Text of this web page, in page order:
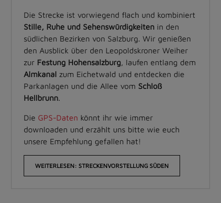
Die Strecke ist vorwiegend flach und kombiniert
Stille, Ruhe und Sehenswürdigkeiten in den
südlichen Bezirken von Salzburg. Wir genießen
den Ausblick über den Leopoldskroner Weiher
zur Festung Hohensalzburg , laufen entlang dem
Almkanal zum Eichetwald und entdecken die
Parkanlagen und die Allee vom Schloß
Hellbrunn
Die GPS-Daten könnt ihr wie immer
downloaden und erzählt uns bitte wie euch
unsere Empfehlung gefallen hat!
WEITERLESEN: STRECKENVORSTELLUNG SÜDEN